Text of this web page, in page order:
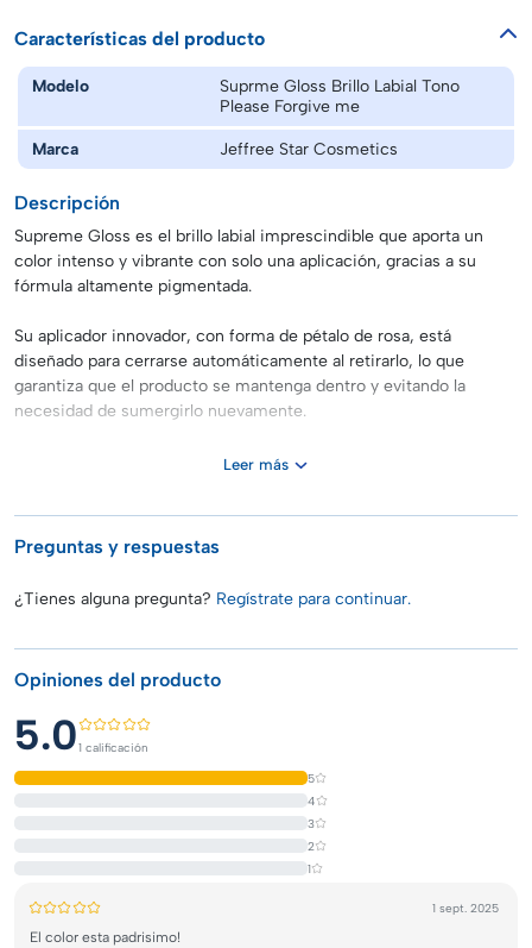
Características del producto
Modelo
Suprme Gloss Brillo Labial Tono
Please Forgive me
Marca Jeffree Star Cosmetics
Descripción
Supreme Gloss es el brillo labial imprescindible que aporta un
color intenso y vibrante con solo una aplicación, gracias a su
fórmula altamente pigmentada.
Su aplicador innovador, con forma de pétalo de rosa, está
diseñado para cerrarse automáticamente al retirarlo, lo que
garantiza que el producto se mantenga dentro y evitando la
necesidad de sumergirlo nuevamente.
Leer más
Preguntas y respuestas
¿Tienes alguna pregunta? Regístrate para continuar.
Opiniones del producto
5.01 calificación
5
4
3
2
1
1 sept. 2025
El color esta padrisimo!